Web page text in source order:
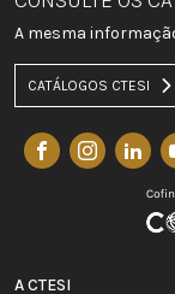
A mesma
CATÁLOGOS CTESI
A CTESI